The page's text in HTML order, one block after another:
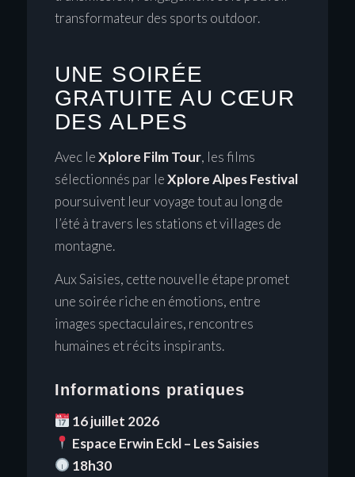
transformateur des sports outdoor.
UNE SOIRÉE
GRATUITE AU CŒUR
DES ALPES
Avec leXplore Film Tour, les films
sélectionnés par leXplore Alpes Festival
poursuivent leur voyage tout au long de
l’été à travers les stations et villages de
montagne.
Aux Saisies, cette nouvelle étape promet
une soirée riche en émotions, entre
images spectaculaires, rencontres
humaines et récits inspirants.
Informations pratiques
16 juillet 2026
Espace Erwin Eckl – Les Saisies
18h30